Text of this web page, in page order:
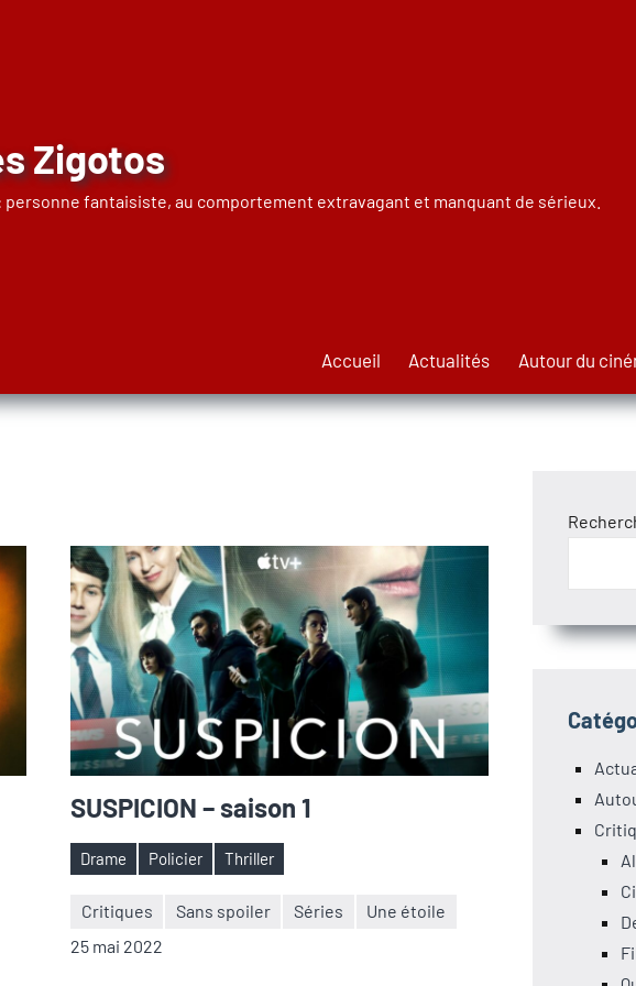
Zigotos
personne fantaisiste, au comportement extravagant et manquant de sérieux.
Accueil Actualités Autour du
SUSPICION – saison 1
Étiquettes
Drame Policier Thriller
Critiques Sans spoiler Séries
Une étoile
25 mai 2022
Nicolas
Aucun